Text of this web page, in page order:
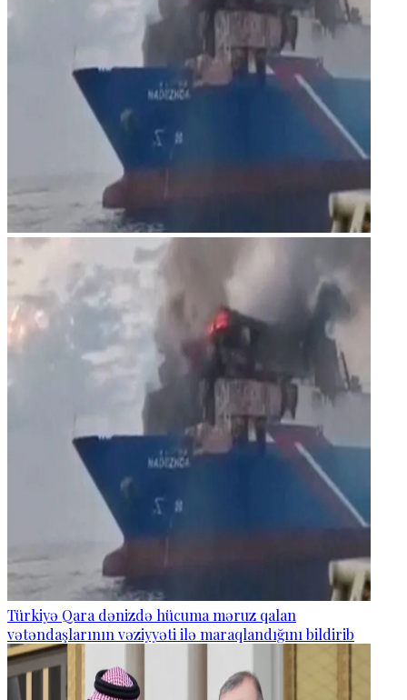
Türkiyə Qara dənizdə hücuma məruz qalan
vətəndaşlarının vəziyyəti ilə maraqlandığını bildirib